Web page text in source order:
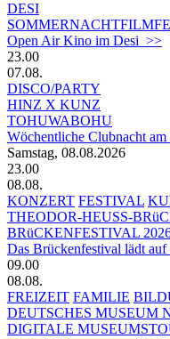
DESI
Open Air Kino im Desi >>
23.00
07.08.
DISCO/PARTY
HINZ X KUNZ
TOHUWABOHU
Wöchentliche Clubnacht
Samstag, 08.08.2026
23.00
08.08.
KONZERT FESTIVAL
THEODOR-HEUSS-
BRüCKENFESTIVAL
Das Brückenfestival lädt
09.00
08.08.
FREIZEIT FAMILIE
DEUTSCHES MUSEUM
DIGITALE